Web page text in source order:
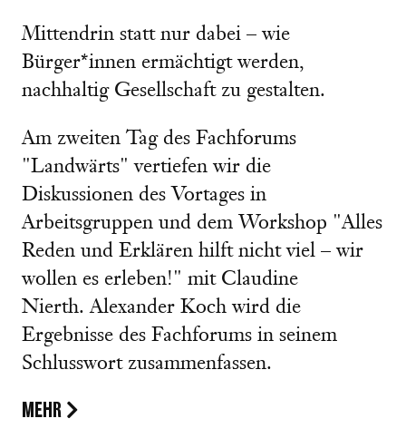
Mittendrin statt nur dabei – wie
Bürger*innen ermächtigt werden,
nachhaltig Gesellschaft zu gestalten.
Am zweiten Tag des Fachforums
"Landwärts" vertiefen wir die
Diskussionen des Vortages in
Arbeitsgruppen und dem Workshop "Alles
Reden und Erklären hilft nicht viel – wir
wollen es erleben!" mit Claudine
Nierth. Alexander Koch wird die
Ergebnisse des Fachforums in seinem
Schlusswort zusammenfassen.
MEHR